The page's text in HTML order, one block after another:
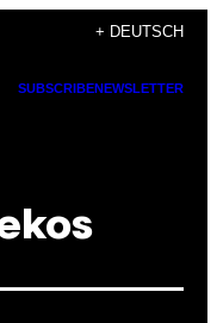
+ DEUTSCH
SUBSCRIBENEWSLETTER